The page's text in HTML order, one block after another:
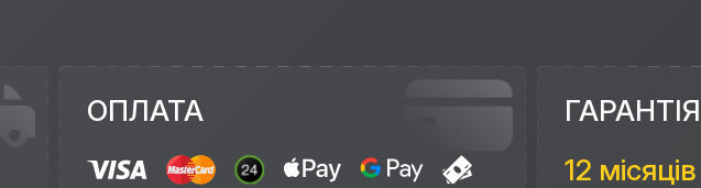
ОПЛАТА
ГАРАНТІЯ
12 місяців